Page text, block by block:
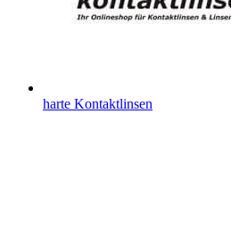
harte Kontaktlinsen